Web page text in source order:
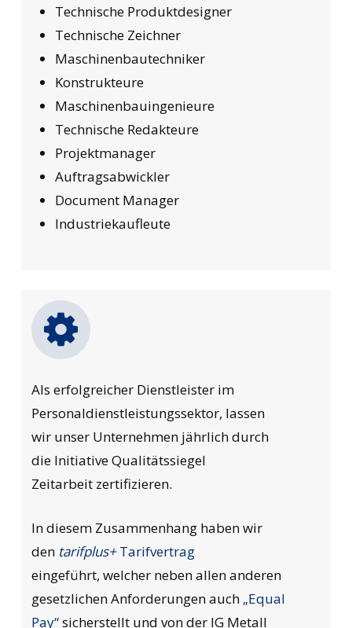
Technische Produktdesigner
Technische Zeichner
Maschinenbautechniker
Konstrukteure
Maschinenbauingenieure
Technische Redakteure
Projektmanager
Auftragsabwickler
Document Manager
Industriekaufleute
Als erfolgreicher Dienstleister im
Personaldienstleistungssektor, lassen
wir unser Unternehmen jährlich durch
die Initiative Qualitätssiegel
Zeitarbeit zertifizieren.
In diesem Zusammenhang haben wir
den tarifplus+Tarifvertrag
eingeführt, welcher neben allen anderen
gesetzlichen Anforderungen auch „Equal
Pay“sicherstellt und von der IG Metall